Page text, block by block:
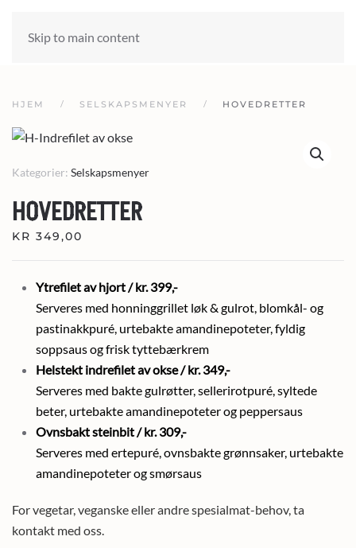
Skip to main content
HJEM SELSKAPSMENYER HOVEDRETTER
Kategorier: Selskapsmenyer
HOVEDRETTER
KR 349,00
Ytrefilet av hjort / kr. 399,-
Serveres med honninggrillet løk & gulrot, blomkål- og
pastinakkpuré, urtebakte amandinepoteter, fyldig
soppsaus og frisk tyttebærkrem
Helstekt indrefilet av okse / kr. 349,-
Serveres med bakte gulrøtter, sellerirotpuré, syltede
beter, urtebakte amandinepoteter og peppersaus
Ovnsbakt steinbit / kr. 309,-
Serveres med ertepuré, ovnsbakte grønnsaker, urtebakte
amandinepoteter og smørsaus
For vegetar, veganske eller andre spesialmat-behov, ta
kontakt med oss.